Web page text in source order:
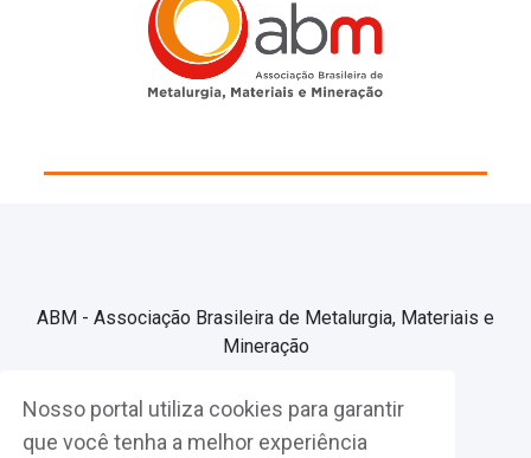
Nosso portal utiliza cookies para garantir
que você tenha a melhor experiência
ABM - Associação Brasileira de Metalurgia, Materiais e
Mineração
Associe-se